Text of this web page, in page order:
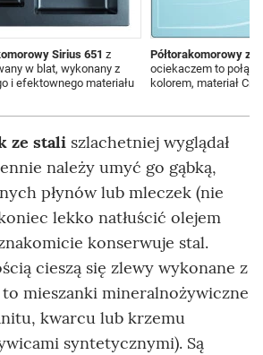
Sirius 651 z
w blat, wykonany z
i efektownego materiału
Półtorakomorowy
ociekaczem to
kolorem, materiał
ze stali szlachetniej wyglądał
należy umyć go gąbką,
płynów lub mleczek (nie
lekko natłuścić olejem
konserwuje stal.
cieszą się zlewy wykonane z
mieszanki mineralnożywiczne
kwarcu lub krzemu
syntetycznymi). Są